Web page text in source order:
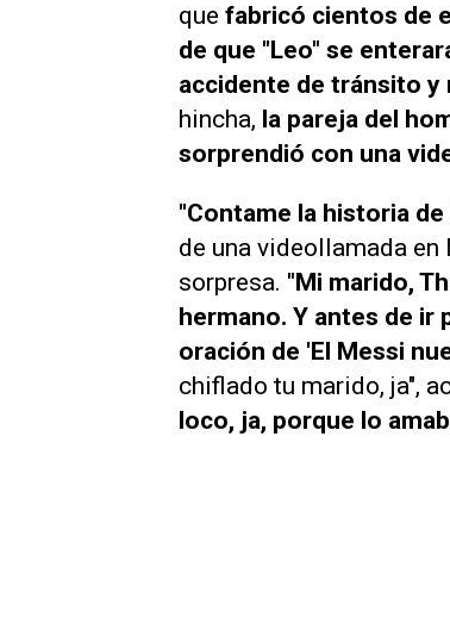
que fabricó cientos de
de que "Leo" se
accidente de tránsito y
hincha, la pareja del
sorprendió con una
"Contame la historia
de una videollamada en
sorpresa. "Mi marido,
hermano. Y antes de ir
oración de 'El Messi
chiflado tu marido, ja",
loco, ja, porque lo